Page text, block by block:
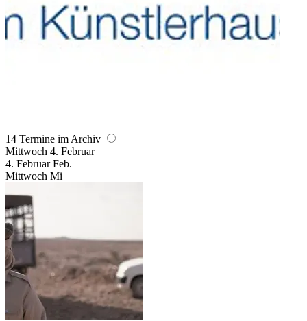
14 Termine im Archiv
Mittwoch 4. Februar
4. Februar Feb.
Mittwoch Mi